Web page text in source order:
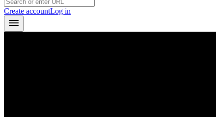
Create accountLog in